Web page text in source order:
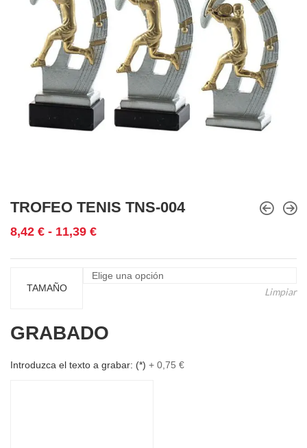
TROFEO TENIS TNS-004
8,42 € - 11,39 €Rango
desde
11,39 €
TAMAÑO Limpiar
GRABADO
Introduzca el texto a grabar: (*) + 0,75 €